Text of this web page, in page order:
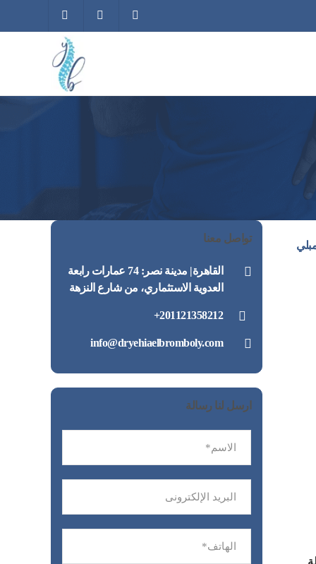
تواصل معنا
القاهرة| مدينة نصر: 74 عمارات رابعة
العدوية الاستثماري، من شارع النزهة
201121358212+
info@dryehiaelbromboly.com
ارسل لنا رسالة